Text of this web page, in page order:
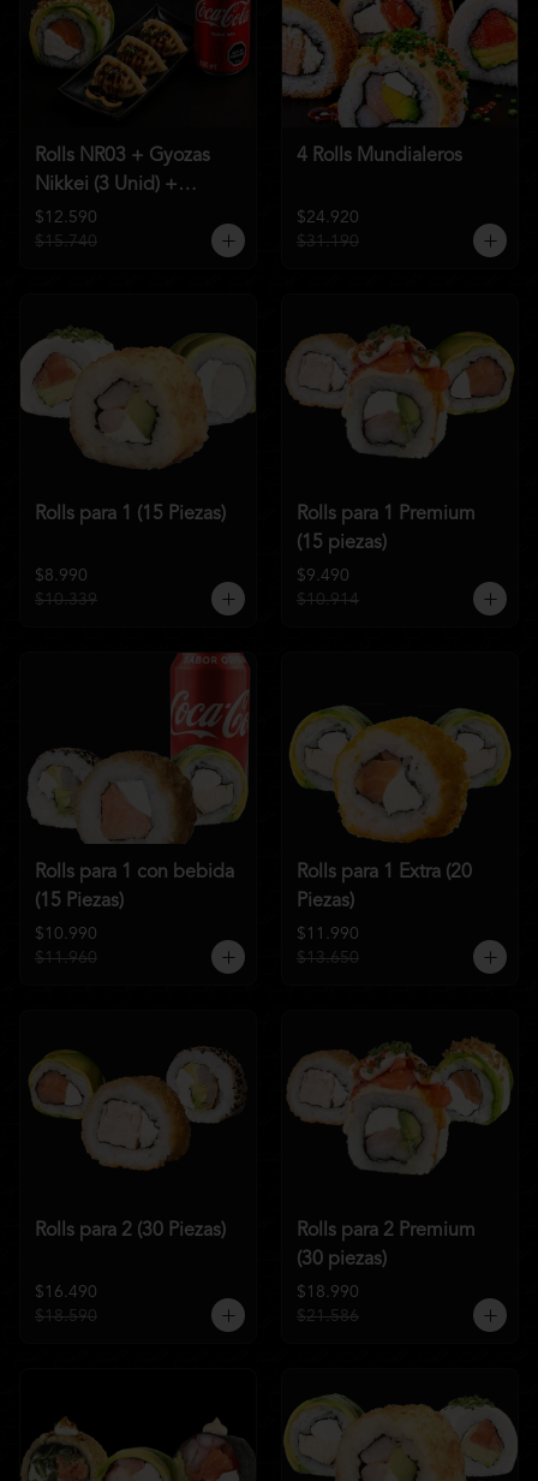
Rolls NR03 + Gyozas
Nikkei (3 Unid) +
Bebida a elección
$12.590
$15.740
4 Rolls Mundialeros
$24.920
$31.190
Rolls para 1 (15 Piezas)
$8.990
$10.339
Rolls para 1 Premium
(15 piezas)
$9.490
$10.914
Rolls para 1 con bebida
(15 Piezas)
$10.990
$11.960
Rolls para 1 Extra (20
Piezas)
$11.990
$13.650
Rolls para 2 (30 Piezas)
$16.490
$18.590
Rolls para 2 Premium
(30 piezas)
$18.990
$21.586